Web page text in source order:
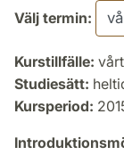
Välj termin:
Kurstillfälle:
Studiesätt:
Kursperiod: